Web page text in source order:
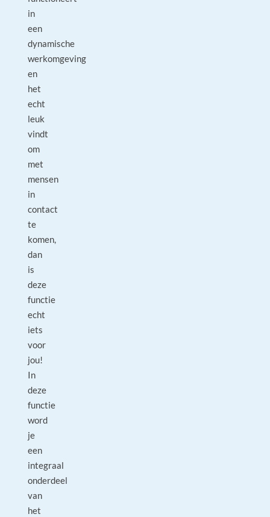
in
een
dynamische
werkomgeving
en
het
echt
leuk
vindt
om
met
mensen
in
contact
te
komen,
dan
is
deze
functie
echt
iets
voor
jou!
In
deze
functie
word
je
een
integraal
onderdeel
van
het